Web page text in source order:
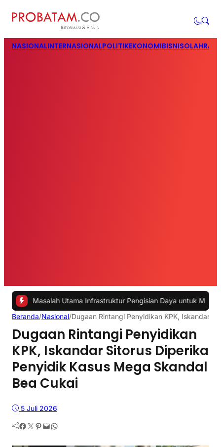
NASIONALINTERNASIONALPOLITIKEKONOMIBISNIS
Utama Infrastruktur Pengisian Daya untuk Mobil Listrik yang
Beranda/Nasional/Dugaan Rintangi Penyidikan KPK, Iskandar
Dugaan Rintangi Penyidikan
KPK, Iskandar Sitorus Diperika
Penyidik Kasus Mega Skandal
Bea Cukai
5 Juli 2026
Facebook Twitter Pinterest Mail WhatsApp